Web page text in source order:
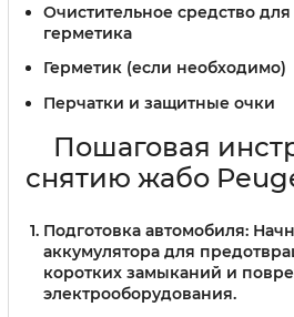
Очистительное средство
герметика
Герметик (если необходимо)
Перчатки и защитные очки
Пошаговая
снятию жабо
Подготовка автомобиля:
аккумулятора для
коротких замыканий и
электрооборудования.